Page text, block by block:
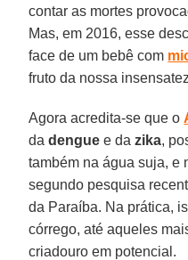
contar as mortes
Mas, em 2016, esse
face de um bebê com
fruto da nossa
Agora acredita-se que o
dadengue e dazika,
também na água suja, e
segundo pesquisa
da Paraíba. Na prática,
córrego, até aqueles
criadouro em potencial.